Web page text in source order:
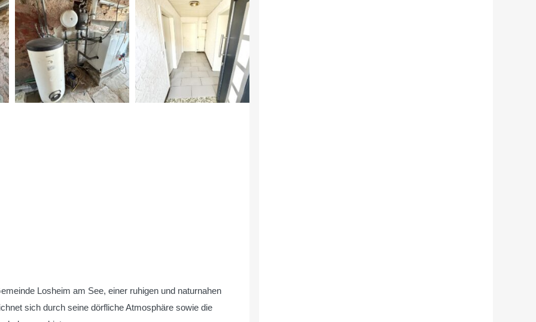
Losheim am See, einer ruhigen und naturnahen
sich durch seine dörfliche Atmosphäre sowie die